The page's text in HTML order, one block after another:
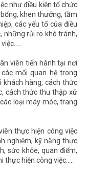
như điều kiện tổ chức
khen thưởng, tầm
các yếu tố của điều
những rủi ro khó tránh,
viên tiến hành tại nơi
mối quan hệ trong
khách hàng, cách thức
cách thức thu thập xử
loại máy móc, trang
thực hiện công việc
nghiệm, kỹ năng thực
sức khỏe, quan điểm,
hiện công việc…..